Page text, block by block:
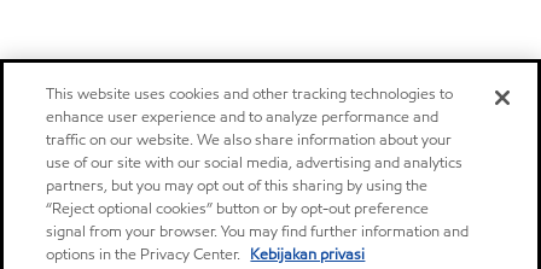
This website uses cookies and other tracking technologies to
enhance user experience and to analyze performance and
traffic on our website. We also share information about your
use of our site with our social media, advertising and analytics
partners, but you may opt out of this sharing by using the
“Reject optional cookies” button or by opt-out preference
signal from your browser. You may find further information and
options in the Privacy Center. Kebijakan privasi